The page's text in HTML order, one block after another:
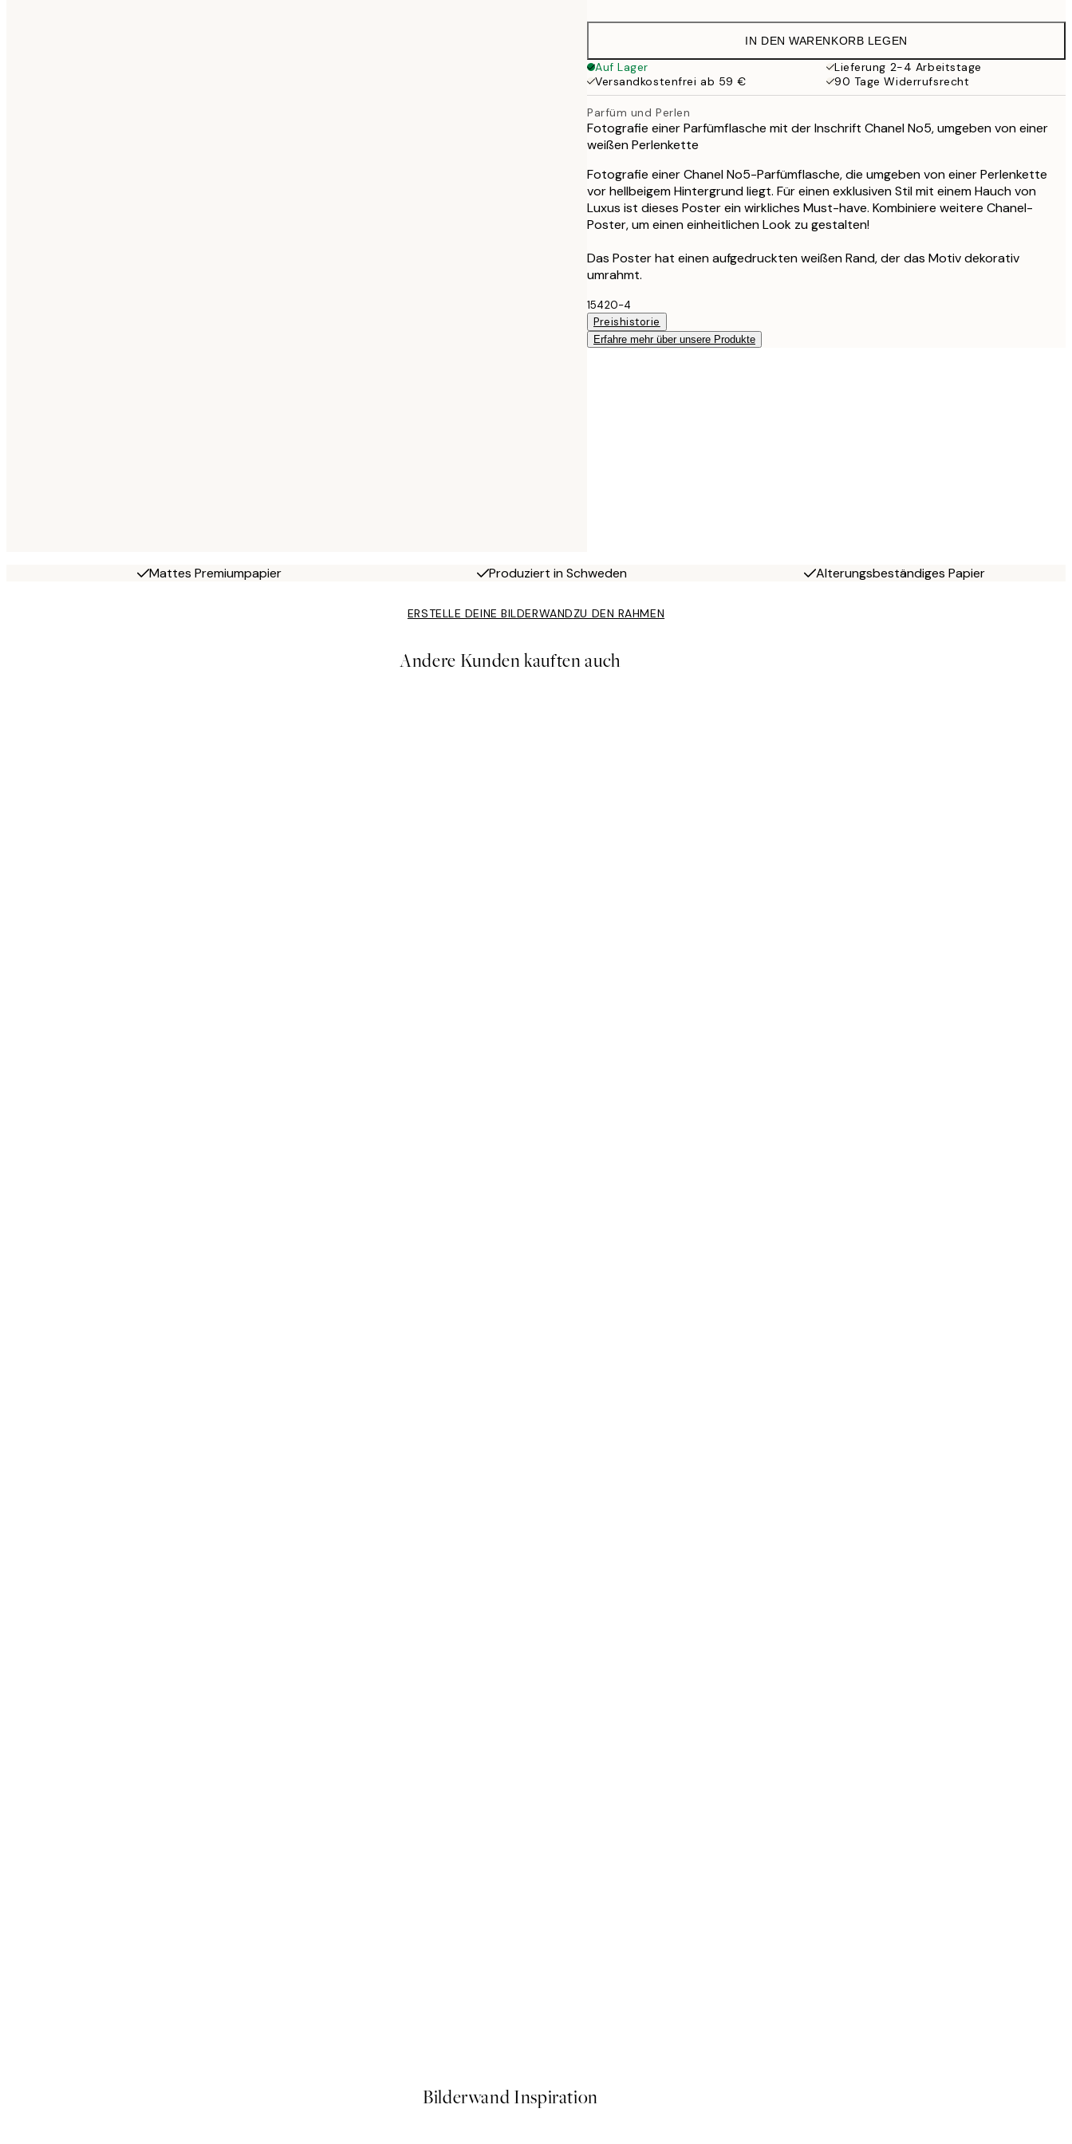
19,95 €
32,45 €
IN DEN WARENKORB LEGEN
Auf Lager
Lieferung 2-4 Arbeitstage
Versandkostenfrei ab 59 €
90 Tage Widerrufsrecht
Parfüm und Perlen
Fotografie einer Parfümflasche mit der Inschrift Chanel No5, umgeben von einer
weißen Perlenkette
Fotografie einer Chanel No5-Parfümflasche, die umgeben von einer Perlenkette
vor hellbeigem Hintergrund liegt. Für einen exklusiven Stil mit einem Hauch von
Luxus ist dieses Poster ein wirkliches Must-have. Kombiniere weitere Chanel-
Poster, um einen einheitlichen Look zu gestalten!
Das Poster hat einen aufgedruckten weißen Rand, der das Motiv dekorativ
umrahmt.
15420-4
Preishistorie
Erfahre mehr über unsere Produkte
Mattes Premiumpapier Produziert in Schweden Alterungsbeständiges Papier
ERSTELLE DEINE BILDERWANDZU DEN RAHMEN
Andere Kunden kauften auch
Bilderwand Inspiration